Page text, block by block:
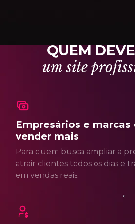
QUEM DEVE
um siteprofiss
Empresários e marcas
vender mais
Para quem busca ampliar a
atrair clientes todos os dias e
em vendas reais.